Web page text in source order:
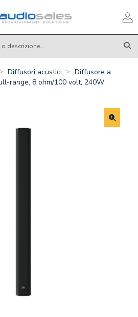
Diffusori acustici
Diffusore a
range, 8 ohm/100 volt, 240W